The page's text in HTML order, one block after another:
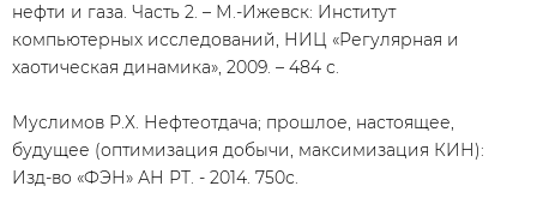
нефти и газа. Часть 2. – М.-Ижевск: Институт
компьютерных исследований, НИЦ «Регулярная и
хаотическая динамика», 2009. – 484 с.
Муслимов Р.Х. Нефтеотдача; прошлое, настоящее,
будущее (оптимизация добычи, максимизация КИН):
Изд-во «ФЭН» АН РТ. - 2014. 750с.